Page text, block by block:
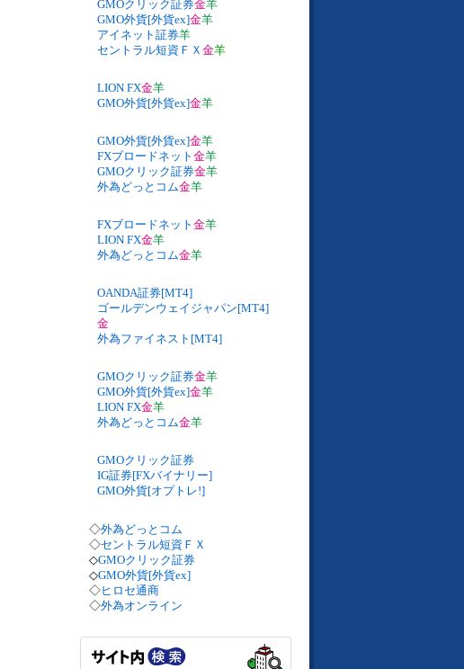
GMOクリック証券金羊
GMO外貨[外貨ex]金羊
アイネット証券羊
セントラル短資ＦＸ 金羊
LION FX金羊
GMO外貨[外貨ex]金羊
GMO外貨[外貨ex]金羊
FXブロードネット 金羊
GMOクリック証券金羊
外為どっとコム金羊
FXブロードネット 金羊
LION FX金羊
外為どっとコム金羊
OANDA証券[MT4]
ゴールデンウェイジャパン[MT4]
金
外為ファイネスト[MT4]
GMOクリック証券金羊
GMO外貨[外貨ex]金羊
LION FX金羊
外為どっとコム金羊
GMOクリック証券
IG証券[FXバイナリー]
GMO外貨[オプトレ!]
◇外為どっとコム
◇セントラル短資ＦＸ
◇GMOクリック証券
◇GMO外貨[外貨ex]
◇ヒロセ通商
◇外為オンライン